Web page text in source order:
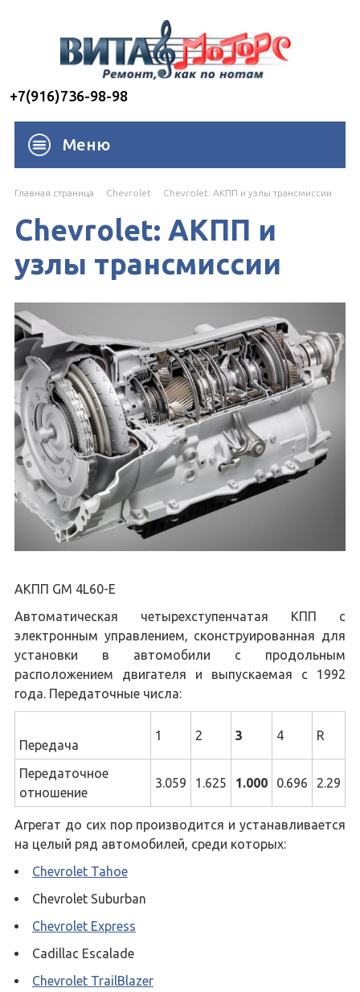
+7(916)736-98-98
Меню
Главная страница Chevrolet Chevrolet: АКПП и узлы трансмиссии
Chevrolet: АКПП и
узлы трансмиссии
АКПП GM 4L60-E
Автоматическая четырехступенчатая КПП с
электронным управлением, сконструированная для
установки в автомобили с продольным
расположением двигателя и выпускаемая с 1992
года. Передаточные числа:
Передача
1 2 3 4 R
Передаточное
отношение
3.059 1.625 1.000 0.696 2.29
Агрегат до сих пор производится и устанавливается
на целый ряд автомобилей, среди которых:
Chevrolet Tahoe
Chevrolet Suburban
Chevrolet Express
Cadillac Escalade
Chevrolet TrailBlazer